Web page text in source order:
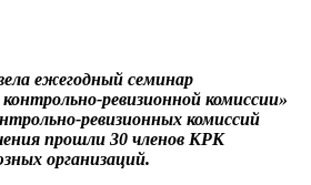
ежегодный семинар
ревизионной комиссии»
ревизионных комиссий
прошли 30 членов КРК
организаций.